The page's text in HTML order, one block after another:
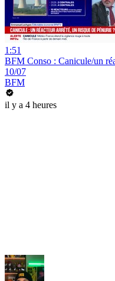
1:51
BFM Conso : Canicule/un
10/07
BFM
il y a 4 heures